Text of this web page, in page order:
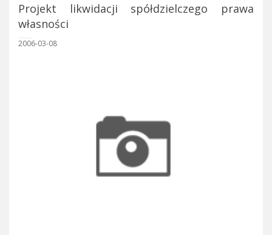
Projekt likwidacji spółdzielczego prawa
własności
2006-03-08